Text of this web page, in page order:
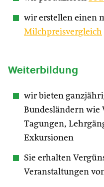
wir erstellen einen
Milchpreisvergleich
Weiterbildung
wir bieten
Bundesländern wie
Tagungen,
Exkursionen
Sie erhalten
Veranstaltungen